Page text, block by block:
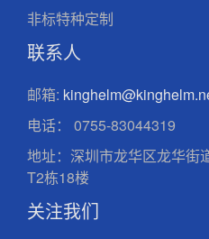
非标特种定制
联系人
邮箱:
电话：
0755-83044319
地址：深圳市龙华区龙华街
T2栋18楼
关注我们